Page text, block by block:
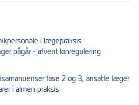
i lægepraksis -
pågår - afvent lønregulering
fase 2 og 3, ansatte læger
i almen praksis